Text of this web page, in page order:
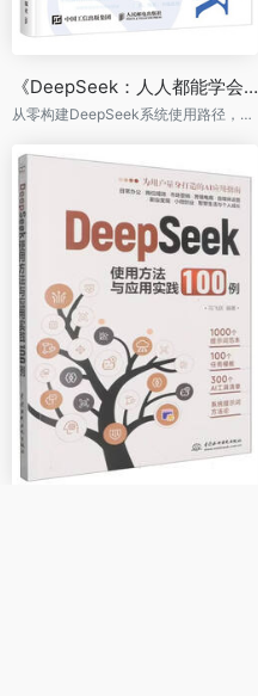
《DeepSeek：人人都能学会的AI工具》
从零构建DeepSeek系统使用路径，面向各行各业的AI全能手册